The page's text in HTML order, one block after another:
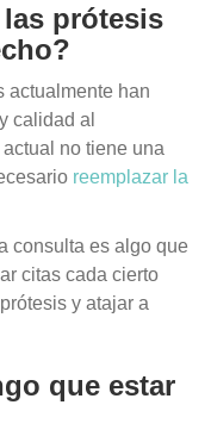
las prótesis
actualmente han
calidad al
no tiene una
reemplazar la
consulta es algo que
citas cada cierto
y atajar a
que estar